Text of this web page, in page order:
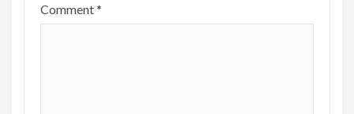
Comment*